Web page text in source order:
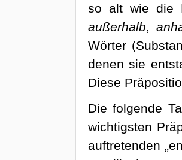
so alt wie die
außerhalb,
Wörter
denen sie
Diese
Die folgende
wichtigsten
auftretenden